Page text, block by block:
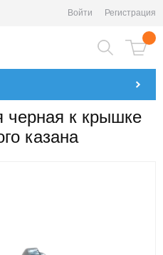
Войти Регистрация
черная к крышке
казана